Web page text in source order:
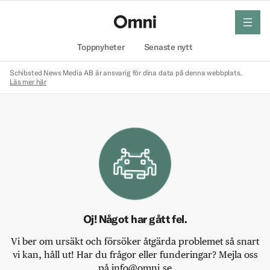
Toppnyheter Senaste nytt
meny
Schibsted News Media AB är ansvarig för dina data på denna webbplats.
Läs mer här
Oj! Något har gått fel.
Vi ber om ursäkt och försöker åtgärda problemet så snart
vi kan, håll ut! Har du frågor eller funderingar? Mejla oss